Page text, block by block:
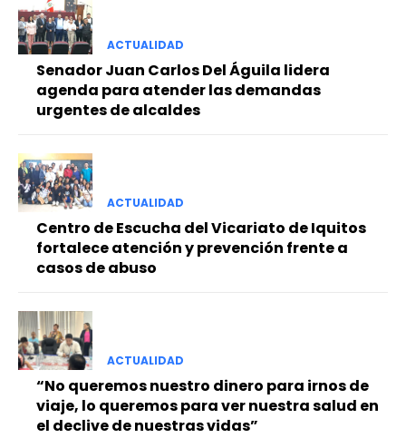
ACTUALIDAD
Senador Juan Carlos Del Águila lidera
agenda para atender las demandas
urgentes de alcaldes
ACTUALIDAD
Centro de Escucha del Vicariato de Iquitos
fortalece atención y prevención frente a
casos de abuso
ACTUALIDAD
“No queremos nuestro dinero para irnos de
viaje, lo queremos para ver nuestra salud en
el declive de nuestras vidas”